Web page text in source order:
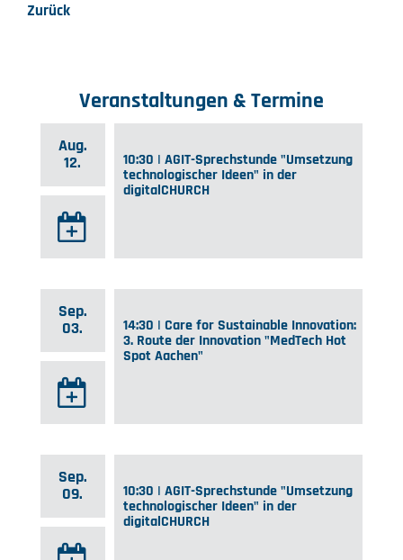
Zurück
Veranstaltungen & Termine
Aug.
12.
10:30 | AGIT-Sprechstunde "Umsetzung
technologischer Ideen" in der
digitalCHURCH
Sep.
03.
14:30 | Care for Sustainable Innovation:
3. Route der Innovation "MedTech Hot
Spot Aachen"
Sep.
09.
10:30 | AGIT-Sprechstunde "Umsetzung
technologischer Ideen" in der
digitalCHURCH